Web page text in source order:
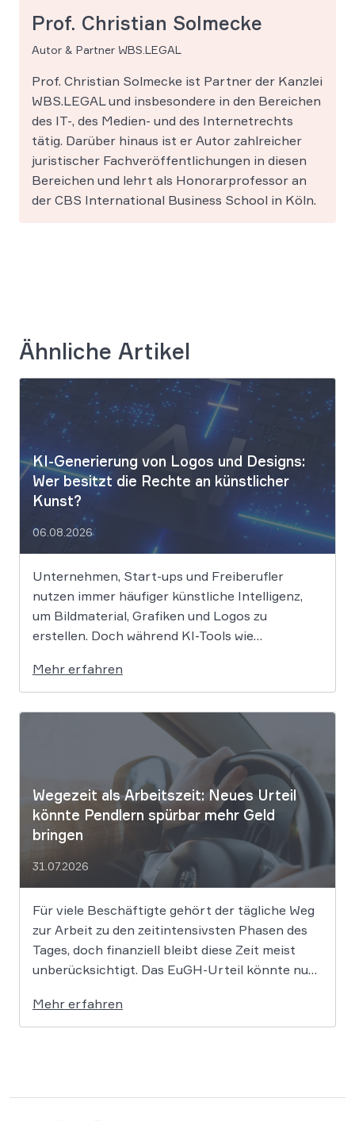
Prof. Christian Solmecke
Autor & Partner WBS.LEGAL
Prof. Christian Solmecke ist Partner der Kanzlei
WBS.LEGAL und insbesondere in den Bereichen
des IT-, des Medien- und des Internetrechts
tätig. Darüber hinaus ist er Autor zahlreicher
juristischer Fachveröffentlichungen in diesen
Bereichen und lehrt als Honorarprofessor an
der CBS International Business School in Köln.
Ähnliche Artikel
KI-Generierung von Logos und Designs:
Wer besitzt die Rechte an künstlicher
Kunst?
06.08.2026
Unternehmen, Start-ups und Freiberufler
nutzen immer häufiger künstliche Intelligenz,
um Bildmaterial, Grafiken und Logos zu
erstellen. Doch während KI-Tools wie
Sekundenschnelle beeindruckende Ergebnisse
liefern, wirft der Einsatz von Algorithmen in der
Kreativbranche komplexe juristische Fragen
auf. Das Urheberrecht, das Markenrecht und
das Patentrecht […]
Mehr erfahren
Wegezeit als Arbeitszeit: Neues Urteil
könnte Pendlern spürbar mehr Geld
bringen
31.07.2026
Für viele Beschäftigte gehört der tägliche Weg
zur Arbeit zu den zeitintensivsten Phasen des
Tages, doch finanziell bleibt diese Zeit meist
unberücksichtigt. Das EuGH-Urteil könnte nun
vielen Arbeitnehmern den Weg zu einer
Vergütung der Wegezeit ebnen. Wer künftig
Mehr erfahren